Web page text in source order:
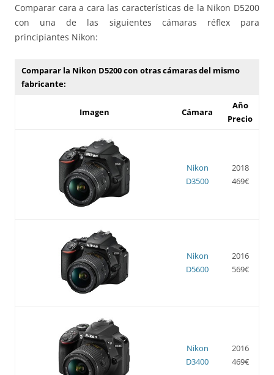
Comparar cara a cara las características de la Nikon D5200
con una de las siguientes cámaras réflex para
principiantes Nikon:
Comparar la Nikon D5200 con otras cámaras del mismo
fabricante:
Imagen Cámara
Año
Precio
Nikon
D3500
2018
469€
Nikon
D5600
2016
569€
Nikon
D3400
2016
469€